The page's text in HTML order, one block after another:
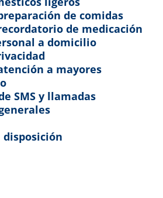
de comidas
de medicación
a domicilio
a mayores
SMS y llamadas
disposición